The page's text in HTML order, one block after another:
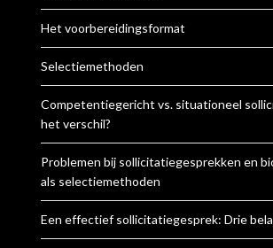
Het voorbereidingsformat
Selectiemethoden
Competentiegericht vs. situationeel
het verschil?
Problemen bij sollicitatiegesprekken en
als selectiemethoden
Een effectief sollicitatiegesprek: Drie